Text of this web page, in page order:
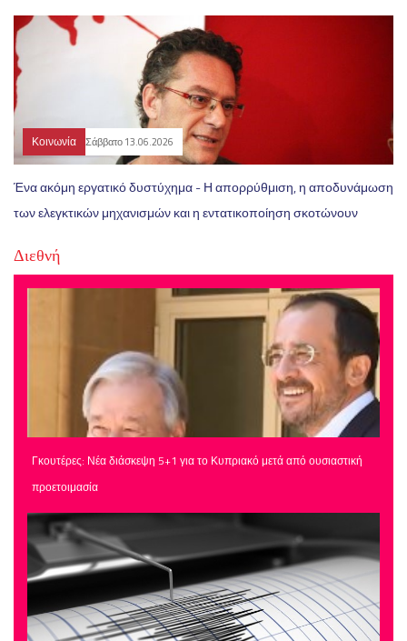
Κοινωνία Σάββατο 13.06.2026
Ένα ακόμη εργατικό δυστύχημα - Η απορρύθμιση, η αποδυνάμωση
των ελεγκτικών μηχανισμών και η εντατικοποίηση σκοτώνουν
Διεθνή
Γκουτέρες: Νέα διάσκεψη 5+1 για το Κυπριακό μετά από ουσιαστική
προετοιμασία